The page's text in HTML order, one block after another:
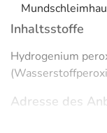
Inhaltsstoffe
Hydrogenium
Adresse des
OTTO FISCHAR